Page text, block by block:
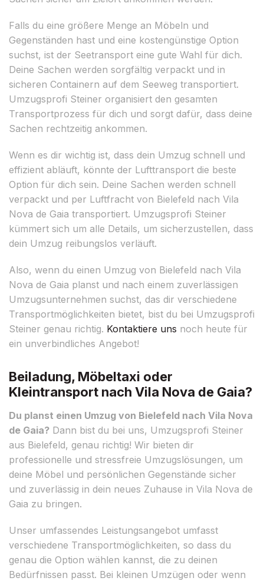
Falls du eine größere Menge an Möbeln und
Gegenständen hast und eine kostengünstige Option
suchst, ist der Seetransport eine gute Wahl für dich.
Deine Sachen werden sorgfältig verpackt und in
sicheren Containern auf dem Seeweg transportiert.
Umzugsprofi Steiner organisiert den gesamten
Transportprozess für dich und sorgt dafür, dass deine
Sachen rechtzeitig ankommen.
Wenn es dir wichtig ist, dass dein Umzug schnell und
effizient abläuft, könnte der Lufttransport die beste
Option für dich sein. Deine Sachen werden schnell
verpackt und per Luftfracht von Bielefeld nach Vila
Nova de Gaia transportiert. Umzugsprofi Steiner
kümmert sich um alle Details, um sicherzustellen, dass
dein Umzug reibungslos verläuft.
Also, wenn du einen Umzug von Bielefeld nach Vila
Nova de Gaia planst und nach einem zuverlässigen
Umzugsunternehmen suchst, das dir verschiedene
Transportmöglichkeiten bietet, bist du bei Umzugsprofi
Steiner genau richtig. Kontaktiere uns noch heute für
ein unverbindliches Angebot!
Beiladung, Möbeltaxi oder
Kleintransport nach Vila Nova de Gaia?
Du planst einen Umzug von Bielefeld nach Vila Nova
de Gaia? Dann bist du bei uns, Umzugsprofi Steiner
aus Bielefeld, genau richtig! Wir bieten dir
professionelle und stressfreie Umzugslösungen, um
deine Möbel und persönlichen Gegenstände sicher
und zuverlässig in dein neues Zuhause in Vila Nova de
Gaia zu bringen.
Unser umfassendes Leistungsangebot umfasst
verschiedene Transportmöglichkeiten, so dass du
genau die Option wählen kannst, die zu deinen
Bedürfnissen passt. Bei kleinen Umzügen oder wenn